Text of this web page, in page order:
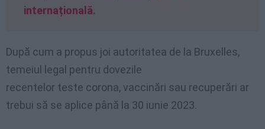
internațională.
După cum a propus joi autoritatea de la Bruxelles,
temeiul legal pentru dovezile
recentelor teste corona, vaccinări sau recuperări ar
trebui să se aplice până la 30 iunie 2023.